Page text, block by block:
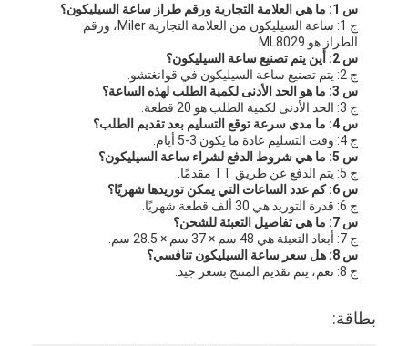
س 1: ما هي العلامة التجارية ورقم طراز ساعة السيليكون؟
ج 1: ساعة السيليكون من العلامة التجارية Miler، ورقم
الطراز هو ML8029.
س 2: أين يتم تصنيع ساعة السيليكون؟
ج 2: يتم تصنيع ساعة السيليكون في قوانغتشو.
س 3: ما هو الحد الأدنى لكمية الطلب لهذه الساعة؟
ج 3: الحد الأدنى لكمية الطلب هو 20 قطعة.
س 4: ما مدى سرعة توقع التسليم بعد تقديم الطلب؟
ج 4: وقت التسليم عادة ما يكون 3-5 أيام.
س 5: ما هي شروط الدفع لشراء ساعة السيليكون؟
ج 5: يتم الدفع عن طريق TT مقدمًا.
س 6: كم عدد الساعات التي يمكن توريدها شهريًا؟
ج 6: قدرة التوريد هي 30 ألف قطعة شهريًا.
س 7: ما هي تفاصيل التعبئة للشحن؟
ج 7: أبعاد التعبئة هي 48 سم × 37 سم × 28.5 سم.
س 8: هل سعر ساعة السيليكون تنافسي؟
ج 8: نعم، يتم تقديم المنتج بسعر جيد.
بطاقة: